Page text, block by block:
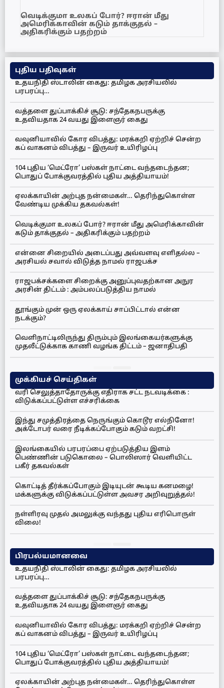
வெடிக்குமா உலகப் போர்? ஈரான் மீது
அமெரிக்காவின் கடும் தாக்குதல் –
அதிகரிக்கும் பதற்றம்
புதிய பதிவுகள்
உதயநிதி ஸ்டாலின் கைது: தமிழக அரசியலில்
பரபரப்பு…
வத்தளை துப்பாக்கிச் சூடு: சந்தேகநபருக்கு
உதவியதாக 24 வயது இளைஞர் கைது
வவுனியாவில் கோர விபத்து: மரக்கறி ஏற்றிச் சென்ற
கப் வாகனம் விபத்து – இருவர் உயிரிழப்பு
104 புதிய ‘மெட்ரோ’ பஸ்கள் நாட்டை வந்தடைந்தன;
பொதுப் போக்குவரத்தில் புதிய அத்தியாயம்!
ஏலக்காயின் அற்புத நன்மைகள்… தெரிந்துகொள்ள
வேண்டிய முக்கிய தகவல்கள்!
வெடிக்குமா உலகப் போர்? ஈரான் மீது அமெரிக்காவின்
கடும் தாக்குதல் – அதிகரிக்கும் பதற்றம்
என்னை சிறையில் அடைப்பது அவ்வளவு எளிதல்ல –
அரசியல் சவால் விடுத்த நாமல் ராஜபக்ச
ராஜபக்சக்களை சிறைக்கு அனுப்புவதற்கான அநுர
அரசின் திட்டம் : அம்பலப்படுத்திய நாமல்
தூங்கும் முன் ஒரு ஏலக்காய் சாப்பிட்டால் என்ன
நடக்கும்?
வெளிநாட்டிலிருந்து திரும்பும் இலங்கையர்களுக்கு
முதலீட்டுக்காக காணி வழங்க திட்டம் – ஜனாதிபதி
முக்கியச் செய்திகள்
வரி செலுத்தாதோருக்கு எதிராக சட்ட நடவடிக்கை :
விடுக்கப்பட்டுள்ள எச்சரிக்கை
இந்து சமுத்திரத்தை நெருங்கும் கொடூர எல்நினோ!
அக்டோபர் வரை நீடிக்கப்போகும் கடும் வறட்சி!
இலங்கையில் பரபரப்பை ஏற்படுத்திய இளம்
பெண்ணின் படுகொலை – பொலிஸார் வெளியிட்ட
பகீர் தகவல்கள்
கொட்டித் தீர்க்கப்போகும் இடியுடன் கூடிய கனமழை!
மக்களுக்கு விடுக்கப்பட்டுள்ள அவசர அறிவுறுத்தல்!
நள்ளிரவு முதல் அமலுக்கு வந்தது புதிய எரிபொருள்
விலை!
பிரபல்யமானவை
உதயநிதி ஸ்டாலின் கைது: தமிழக அரசியலில்
பரபரப்பு…
வத்தளை துப்பாக்கிச் சூடு: சந்தேகநபருக்கு
உதவியதாக 24 வயது இளைஞர் கைது
வவுனியாவில் கோர விபத்து: மரக்கறி ஏற்றிச் சென்ற
கப் வாகனம் விபத்து – இருவர் உயிரிழப்பு
104 புதிய ‘மெட்ரோ’ பஸ்கள் நாட்டை வந்தடைந்தன;
பொதுப் போக்குவரத்தில் புதிய அத்தியாயம்!
ஏலக்காயின் அற்புத நன்மைகள்… தெரிந்துகொள்ள